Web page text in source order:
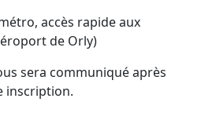
accès rapide aux
de Orly)
communiqué après
inscription.